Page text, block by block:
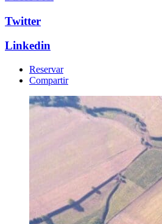
Twitter
Linkedin
Reservar
Compartir